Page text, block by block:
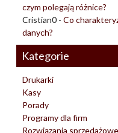
czym polegają różnice?
Cristian0 - Co
danych?
Kategorie
Drukarki
Kasy
Porady
Programy dla firm
Rozwiązania sprzedażowe